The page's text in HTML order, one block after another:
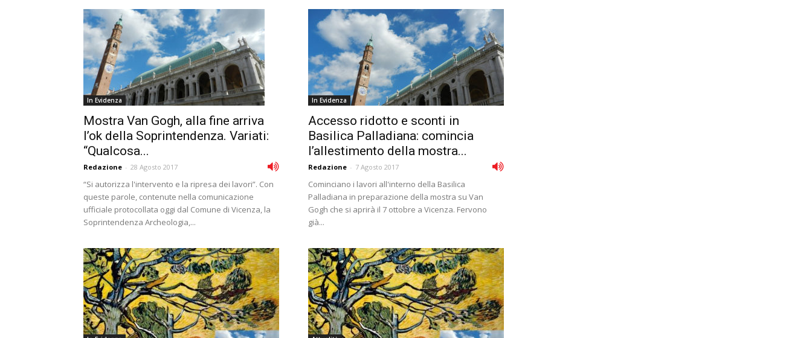
In Evidenza
Mostra Van Gogh, alla fine arriva
l’ok della Soprintendenza. Variati:
“Qualcosa...
Redazione - 28 Agosto 2017
“Si autorizza l'intervento e la ripresa dei lavori”. Con
queste parole, contenute nella comunicazione
ufficiale protocollata oggi dal Comune di Vicenza, la
Soprintendenza Archeologia,...
In Evidenza
Accesso ridotto e sconti in
Basilica Palladiana: comincia
l’allestimento della mostra...
Redazione - 7 Agosto 2017
Cominciano i lavori all'interno della Basilica
Palladiana in preparazione della mostra su Van
Gogh che si aprirà il 7 ottobre a Vicenza. Fervono
già...